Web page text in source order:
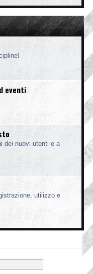
eventi
dei nuovi utenti e a
utilizzo e